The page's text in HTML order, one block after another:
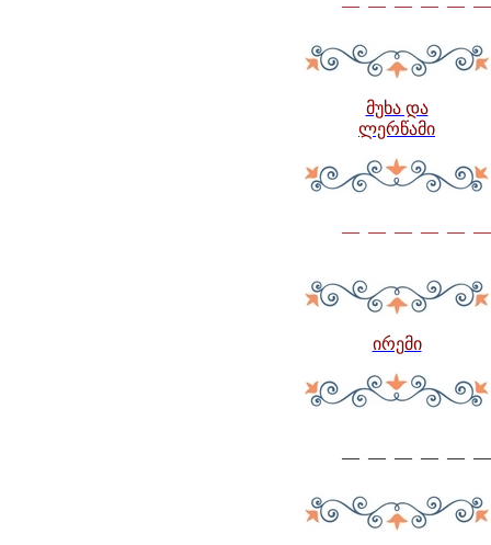
— — — — —
მუხა და
ლერწამი
— — — — —
ირემი
— — — — —